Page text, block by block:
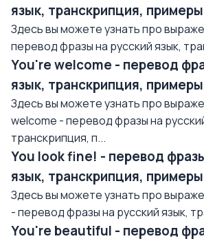
язык, транскрипция, примеры
Здесь вы можете узнать про
перевод фразы на русский язык,
You're welcome - перевод
язык, транскрипция, примеры
Здесь вы можете узнать про
welcome - перевод фразы на
транскрипция, п...
You look fine! - перевод
язык, транскрипция, примеры
Здесь вы можете узнать про
- перевод фразы на русский язык,
You're beautiful - перевод